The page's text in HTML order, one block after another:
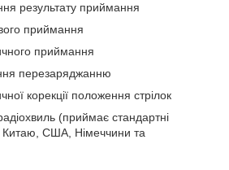
результату приймання
приймання
приймання
перезаряджанню
корекції положення стрілок
(приймає стандартні
Китаю, США, Німеччини та